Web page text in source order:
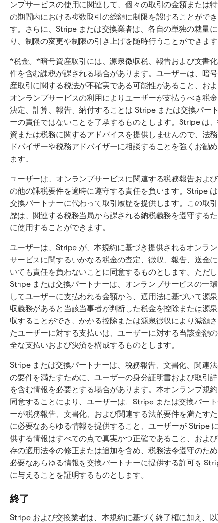
ンプサービスの使用に関連して、個々の取引の金額または
の期間内における複数取引の総額に制限を設けることがで
す。さらに、Stripe または交換業者は、各自の単独の裁量
り、制限の変更や制限の引き上げを随時行うことができま
*税金。*暗号資産取引には、源泉徴収税、報告および文書
件を含む課税が課される場合があります。ユーザーは、暗
産取引に関する税法が不確実である可能性があること、お
オンランプサービスの利用によりユーザーが支払うべき税
決定、計算、報告、納付することは Stripe または交換パー
ーの責任ではないことを了承するものとします。Stripe は
資または税務に関するアドバイスを提供しませんので、法
ドバイザーや税務アドバイザーに相談することを強くお勧
ます。
ユーザーは、オンランプサービスに関連する税務報告およ
の他の課税要件を適時に遵守する責任を負います。Stripe
交換パートナーに代わって取引履歴を提供します。この取
歴は、関連する税務当局から課される納税義務を遵守する
に使用することができます。
ユーザーは、Stripe が、本規約に基づき提供されるオンラ
サービスに関するいかなる税金の査定、徴収、報告、送金
いても責任を負わないことに同意するものとします。ただ
Stripe または交換パートナーは、オンランプサービスの一
してユーザーに支払われる金額から、適用法に基づいて源
収義務があると当該当事者が判断した税金を控除または源
収することができ、かかる控除または源泉徴収により減額
たユーザーに対する支払いは、ユーザーに対する当該金額
全な支払いおよび決済を構成するものとします。
Stripe または交換パートナーは、税務報告、文書化、関連
の要件を満たすために、ユーザーの身分証明書および取引
を含む情報を必要とする場合があります。本オンランプ規
同意することにより、ユーザーは、Stripe または交換パー
ーが税務報告、文書化、および関連する法的要件を満たす
に必要なあらゆる情報を提供すること、ユーザーが Stripe
供する情報はすべての点で真実かつ正確であること、およ
存の適用法令の修正または追加を含め、税務法令遵守のた
必要なあらゆる情報を交換パートナーに提供する許可を
に与えることを証明するものとします。
終了
Stripe および交換業者は、本規約に基づく終了権に加え、